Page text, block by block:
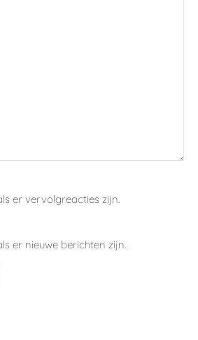
er vervolgreacties zijn.
er nieuwe berichten zijn.